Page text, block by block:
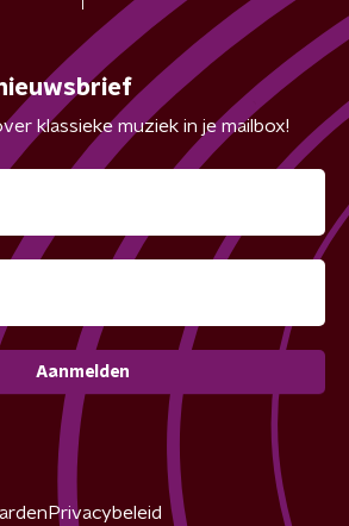
klassieke muziek in je mailbox!
Aanmelden
Privacybeleid